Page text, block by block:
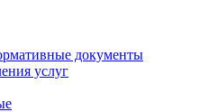
документы
услуг